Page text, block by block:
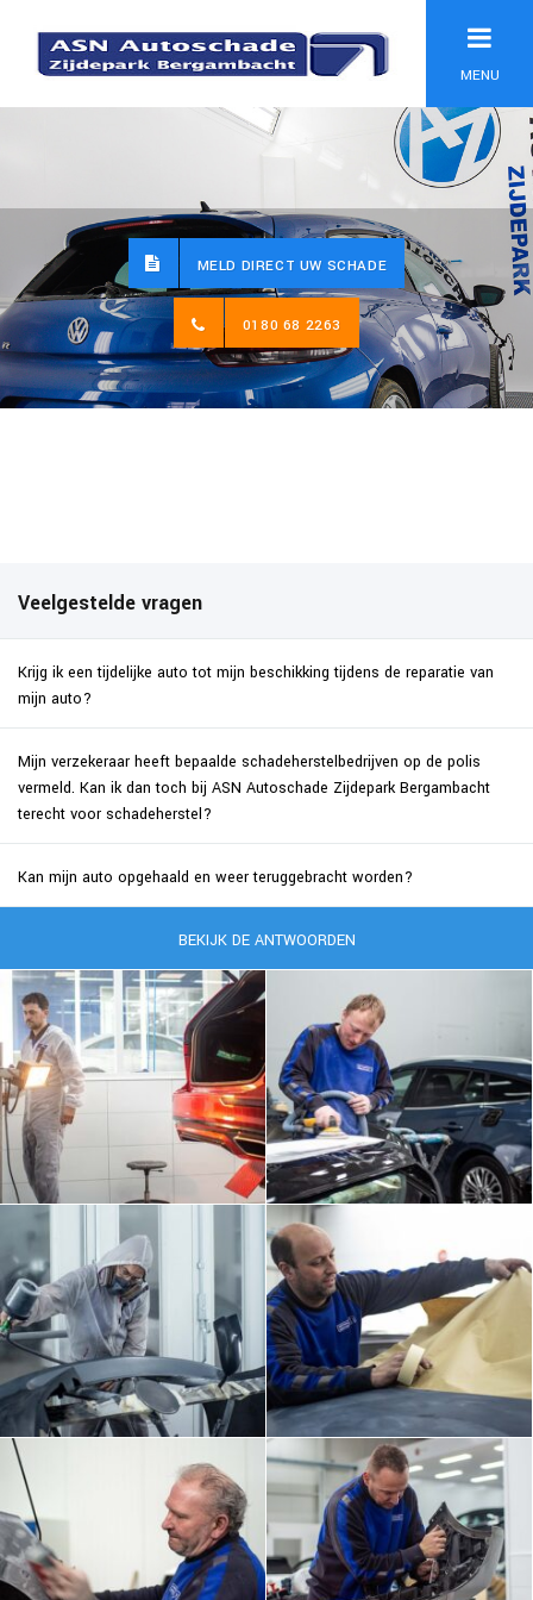
MENU
MELD DIRECT UW SCHADE
0180 68 2263
Veelgestelde vragen
Krijg ik een tijdelijke auto tot mijn beschikking tijdens de reparatie van
mijn auto?
Mijn verzekeraar heeft bepaalde schadeherstelbedrijven op de polis
vermeld. Kan ik dan toch bij ASN Autoschade Zijdepark Bergambacht
terecht voor schadeherstel?
Kan mijn auto opgehaald en weer teruggebracht worden?
BEKIJK DE ANTWOORDEN